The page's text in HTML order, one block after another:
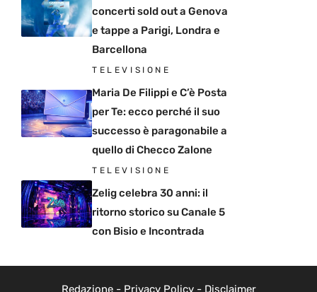
concerti sold out a Genova
e tappe a Parigi, Londra e
Barcellona
TELEVISIONE
Maria De Filippi e C’è Posta
per Te: ecco perché il suo
successo è paragonabile a
quello di Checco Zalone
TELEVISIONE
Zelig celebra 30 anni: il
ritorno storico su Canale 5
con Bisio e Incontrada
Redazione- Privacy Policy- Disclaimer